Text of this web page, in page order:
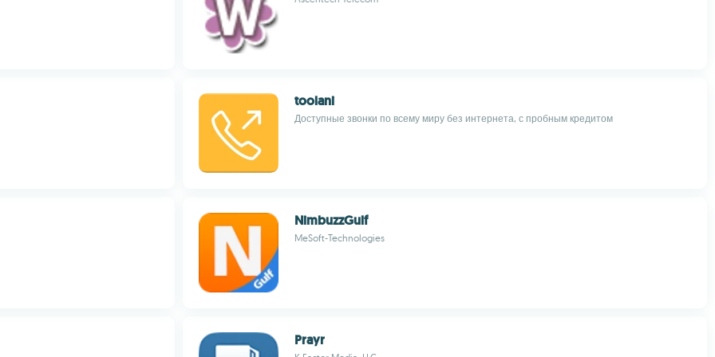
toolani
Доступные звонки по всему миру без интернета, с пробным кредитом
NimbuzzGulf
MeSoft-Technologies
Prayr